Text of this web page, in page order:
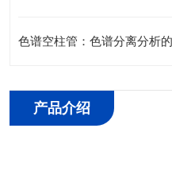
色谱空柱管：色谱分离分析
产品介绍